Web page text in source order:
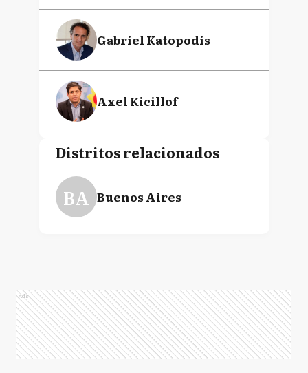
Gabriel Katopodis
Axel Kicillof
Distritos relacionados
BA Buenos Aires
Ads